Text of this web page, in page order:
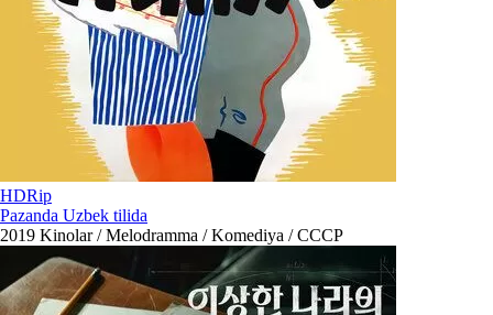
HDRip
Pazanda Uzbek tilida
2019 Kinolar / Melodramma / Komediya / СССР